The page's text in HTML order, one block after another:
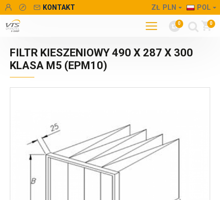
KONTAKT ZŁ PLN POL
0 0
FILTR KIESZENIOWY 490 X 287 X 300
KLASA M5 (EPM10)